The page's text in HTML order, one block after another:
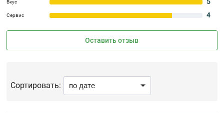
Вкус
Сервис 4
Оставить отзыв
Сортировать: